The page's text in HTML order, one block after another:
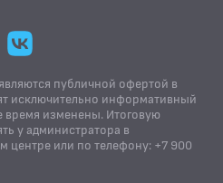
публичной офертой в
исключительно информативный
время изменены. Итоговую
у администратора в
центре или по телефону: +7 900